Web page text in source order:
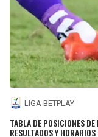
LIGA BETPLAY
TABLA DE POSICIONES
RESULTADOS Y